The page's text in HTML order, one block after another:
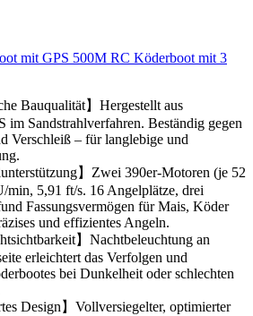
mit GPS 500M RC Köderboot mit 3
Bauqualität】Hergestellt aus
im Sandstrahlverfahren. Beständig gegen
Verschleiß – für langlebige und
】Zwei 390er-Motoren (je 52
min, 5,91 ft/s. 16 Angelplätze, drei
Fassungsvermögen für Mais, Köder
und effizientes Angeln.
】Nachtbeleuchtung an
erleichtert das Verfolgen und
bei Dunkelheit oder schlechten
Design】Vollversiegelter, optimierter